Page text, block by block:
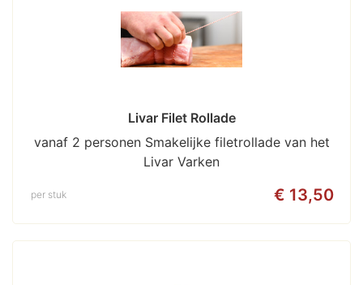
Livar Filet Rollade
vanaf 2 personen Smakelijke filetrollade van het
Livar Varken
€ 13,50
per stuk